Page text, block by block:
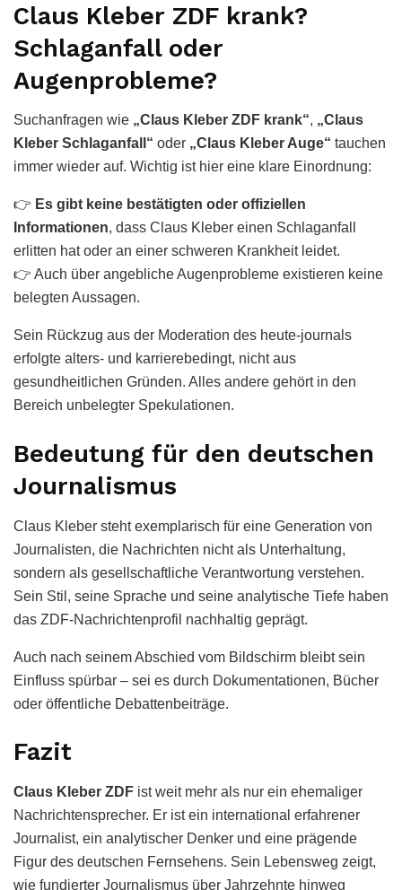
Claus Kleber ZDF krank?
Schlaganfall oder
Augenprobleme?
Suchanfragen wie „Claus Kleber ZDF krank“, „Claus
Kleber Schlaganfall“ oder „Claus Kleber Auge“ tauchen
immer wieder auf. Wichtig ist hier eine klare Einordnung:
👉 Es gibt keine bestätigten oder offiziellen
Informationen, dass Claus Kleber einen Schlaganfall
erlitten hat oder an einer schweren Krankheit leidet.
👉 Auch über angebliche Augenprobleme existieren keine
belegten Aussagen.
Sein Rückzug aus der Moderation des heute-journals
erfolgte alters- und karrierebedingt, nicht aus
gesundheitlichen Gründen. Alles andere gehört in den
Bereich unbelegter Spekulationen.
Bedeutung für den deutschen
Journalismus
Claus Kleber steht exemplarisch für eine Generation von
Journalisten, die Nachrichten nicht als Unterhaltung,
sondern als gesellschaftliche Verantwortung verstehen.
Sein Stil, seine Sprache und seine analytische Tiefe haben
das ZDF-Nachrichtenprofil nachhaltig geprägt.
Auch nach seinem Abschied vom Bildschirm bleibt sein
Einfluss spürbar – sei es durch Dokumentationen, Bücher
oder öffentliche Debattenbeiträge.
Fazit
Claus Kleber ZDF ist weit mehr als nur ein ehemaliger
Nachrichtensprecher. Er ist ein international erfahrener
Journalist, ein analytischer Denker und eine prägende
Figur des deutschen Fernsehens. Sein Lebensweg zeigt,
wie fundierter Journalismus über Jahrzehnte hinweg